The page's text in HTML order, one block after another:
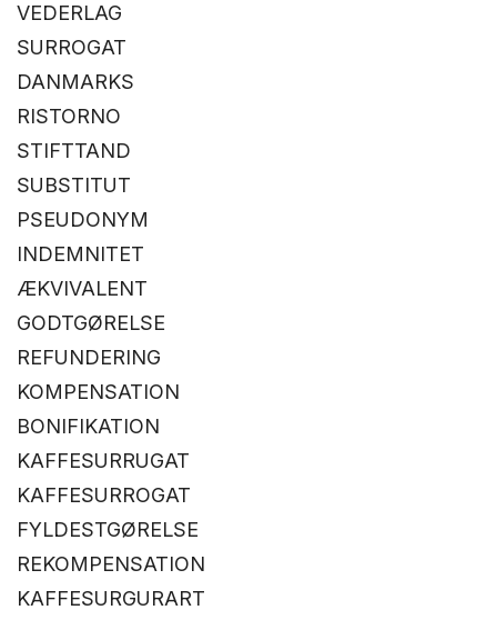
VEDERLAG
SURROGAT
DANMARKS
RISTORNO
STIFTTAND
SUBSTITUT
PSEUDONYM
INDEMNITET
ÆKVIVALENT
GODTGØRELSE
REFUNDERING
KOMPENSATION
BONIFIKATION
KAFFESURRUGAT
KAFFESURROGAT
FYLDESTGØRELSE
REKOMPENSATION
KAFFESURGURART